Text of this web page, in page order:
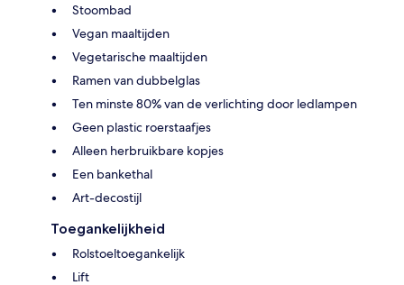
Stoombad
Vegan maaltijden
Vegetarische maaltijden
Ramen van dubbelglas
Ten minste 80% van de verlichting door ledlampen
Geen plastic roerstaafjes
Alleen herbruikbare kopjes
Een bankethal
Art-decostijl
Toegankelijkheid
Rolstoeltoegankelijk
Lift